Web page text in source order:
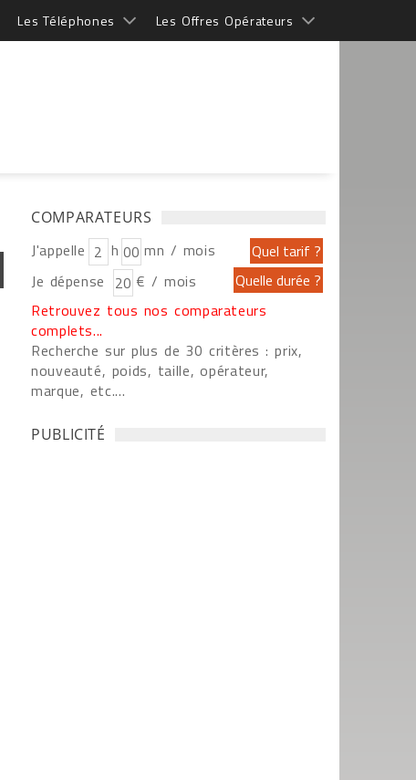
Les Téléphones Les Offres Opérateurs
COMPARATEURS
J'appelle h
mn / mois
Je dépense
€ / mois
Retrouvez tous nos comparateurs
complets...
Recherche sur plus de 30 critères : prix,
nouveauté, poids, taille, opérateur,
marque, etc....
PUBLICITÉ